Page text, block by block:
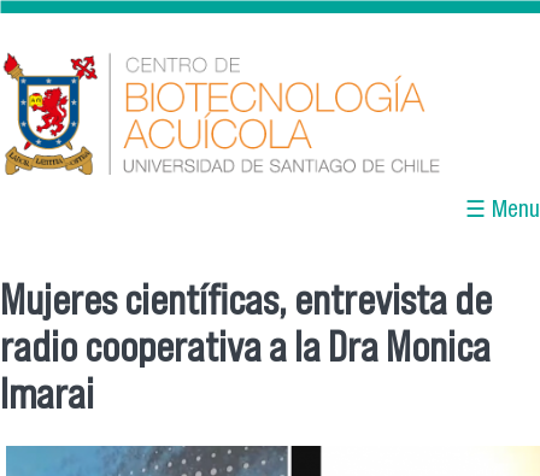
Skip to main content
☰ Menu
You are here
Mujeres científicas, entrevista de
radio cooperativa a la Dra Monica
Imarai